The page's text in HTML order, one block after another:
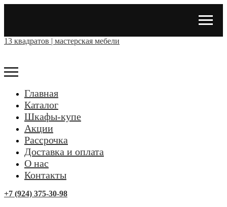
13 квадратов | мастерская мебели
Главная
Каталог
Шкафы-купе
Акции
Рассрочка
Доставка и оплата
О нас
Контакты
+7 (924) 375-30-98